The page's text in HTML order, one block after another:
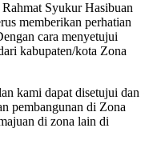
Syukur Hasibuan
memberikan perhatian
cara menyetujui
kabupaten/kota Zona
kami dapat disetujui dan
pembangunan di Zona
di zona lain di